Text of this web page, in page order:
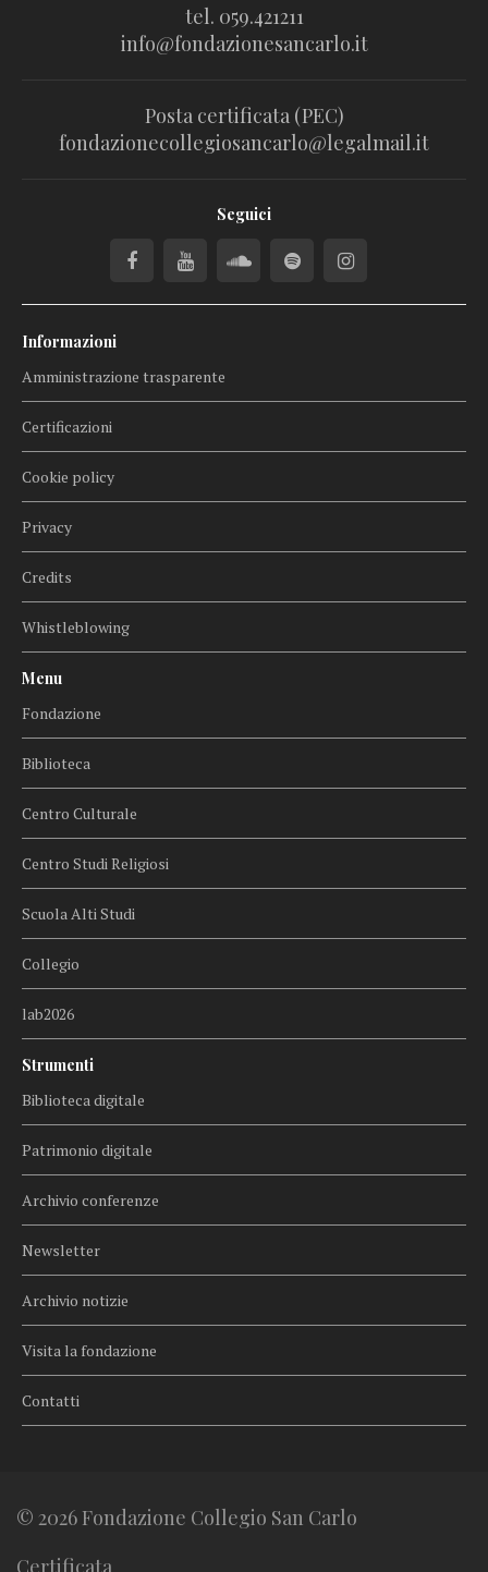
tel. 059.421211
info@fondazionesancarlo.it
Posta certificata (PEC)
fondazionecollegiosancarlo@legalmail.it
Seguici
Informazioni
Amministrazione trasparente
Certificazioni
Cookie policy
Privacy
Credits
Whistleblowing
Menu
Fondazione
Biblioteca
Centro Culturale
Centro Studi Religiosi
Scuola Alti Studi
Collegio
lab2026
Strumenti
Biblioteca digitale
Patrimonio digitale
Archivio conferenze
Newsletter
Archivio notizie
Visita la fondazione
Contatti
© 2026 Fondazione Collegio San Carlo
Certificata